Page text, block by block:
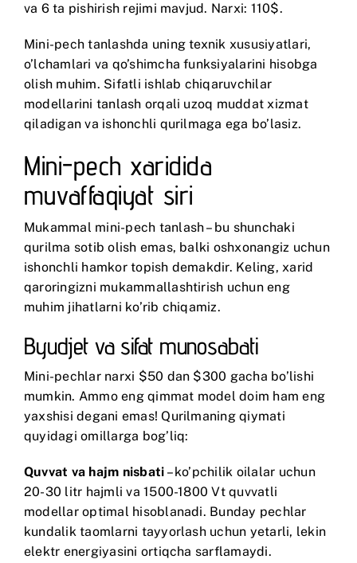
va 6 ta pishirish rejimi mavjud. Narxi: 110$.
Mini-pech tanlashda uning texnik xususiyatlari,
o’lchamlari va qo’shimcha funksiyalarini hisobga
olish muhim. Sifatli ishlab chiqaruvchilar
modellarini tanlash orqali uzoq muddat xizmat
qiladigan va ishonchli qurilmaga ega bo’lasiz.
Mini-pech xaridida
muvaffaqiyat siri
Mukammal mini-pech tanlash – bu shunchaki
qurilma sotib olish emas, balki oshxonangiz uchun
ishonchli hamkor topish demakdir. Keling, xarid
qaroringizni mukammallashtirish uchun eng
muhim jihatlarni ko’rib chiqamiz.
Byudjet va sifat munosabati
Mini-pechlar narxi $50 dan $300 gacha bo’lishi
mumkin. Ammo eng qimmat model doim ham eng
yaxshisi degani emas! Qurilmaning qiymati
quyidagi omillarga bog’liq:
Quvvat va hajm nisbati – ko’pchilik oilalar uchun
20-30 litr hajmli va 1500-1800 Vt quvvatli
modellar optimal hisoblanadi. Bunday pechlar
kundalik taomlarni tayyorlash uchun yetarli, lekin
elektr energiyasini ortiqcha sarflamaydi.